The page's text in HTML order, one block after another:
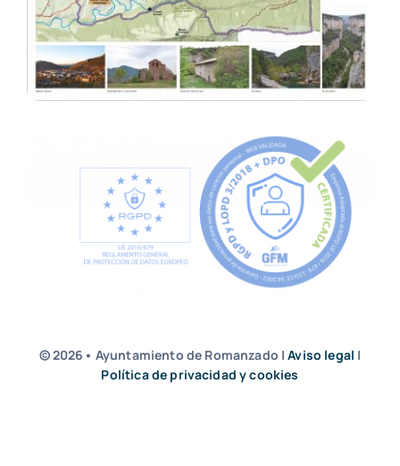
© 2026• Ayuntamiento de Romanzado |Aviso legal |
Política de privacidad y cookies